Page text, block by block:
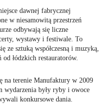
dawnej fabrycznej
w niesamowitą przestrzeń
odbywają się liczne
wystawy i festiwale. To
ze sztuką współczesną i muzyką,
łódzkich restauratorów.
na terenie Manufaktury w 2009
były ryby i owoce
konkursowe dania.